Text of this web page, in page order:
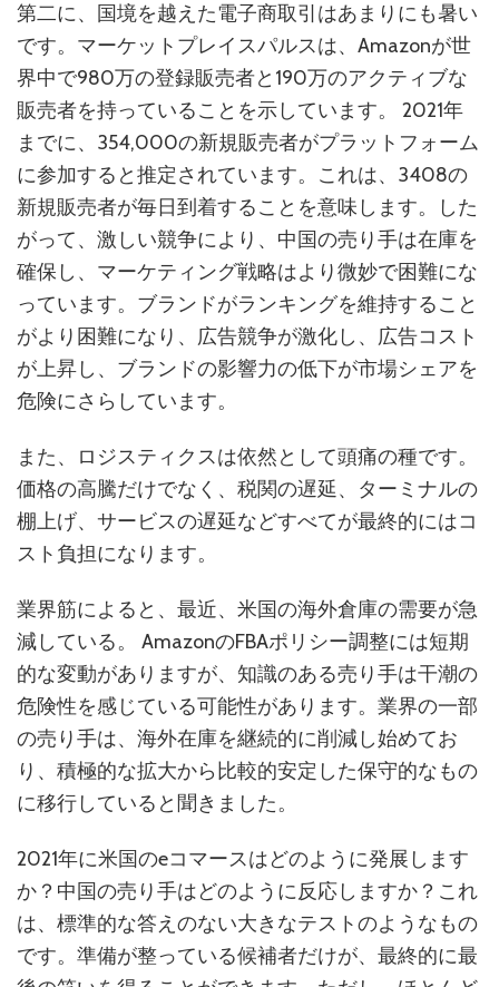
第二に、国境を越えた電子商取引はあまりにも暑い
です。マーケットプレイスパルスは、Amazonが世
界中で980万の登録販売者と190万のアクティブな
販売者を持っていることを示しています。 2021年
までに、354,000の新規販売者がプラットフォーム
に参加すると推定されています。これは、3408の
新規販売者が毎日到着することを意味します。した
がって、激しい競争により、中国の売り手は在庫を
確保し、マーケティング戦略はより微妙で困難にな
っています。ブランドがランキングを維持すること
がより困難になり、広告競争が激化し、広告コスト
が上昇し、ブランドの影響力の低下が市場シェアを
危険にさらしています。
また、ロジスティクスは依然として頭痛の種です。
価格の高騰だけでなく、税関の遅延、ターミナルの
棚上げ、サービスの遅延などすべてが最終的にはコ
スト負担になります。
業界筋によると、最近、米国の海外倉庫の需要が急
減している。 AmazonのFBAポリシー調整には短期
的な変動がありますが、知識のある売り手は干潮の
危険性を感じている可能性があります。業界の一部
の売り手は、海外在庫を継続的に削減し始めてお
り、積極的な拡大から比較的安定した保守的なもの
に移行していると聞きました。
2021年に米国のeコマースはどのように発展します
か？中国の売り手はどのように反応しますか？これ
は、標準的な答えのない大きなテストのようなもの
です。準備が整っている候補者だけが、最終的に最